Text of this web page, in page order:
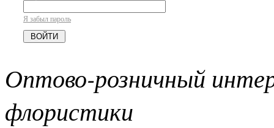
Я забыл пароль
Оптово-розничный
флористики